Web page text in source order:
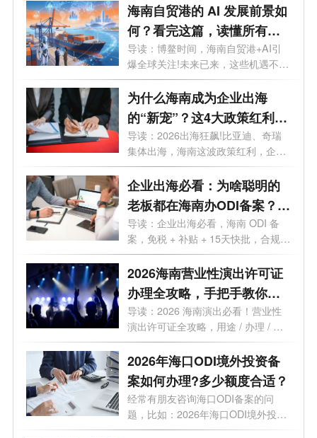
海南自贸港的 AI 发展前景如
何？看完这篇，读懂所有机
遇
导读：博鳌时间，海南自贸港+AI引
爆全球关注!未来已来，这些机遇不容
错过...
为什么海南成为企业出海
的“新宠”？这4大政策红利
90%老板不知道
导读：2026出海狂飙!比亚迪、奇瑞
集体出海，海南这波政策红利，企业
老板再...
企业出海必看：为啥聪明的
老板都在海南办ODI备案？这
5大红利太香
导读：企业出海必看，海南 ODI 备
案，免税 + 补贴 + 15天快批，合规出
海一步...
2026海南营业性演出许可证
办理全攻略，手把手教你避
开90%的坑！
导读：2026 海南演出必看！营业性
演出许可证全攻略，用途 / 办理 / 地
点 / 流...
2026年海口ODI境外投资备
案如何办理?多少额度合适？
经常有朋友咨询海口ODI备案的问
题，比如：2026年海口ODI境外投资
备案如何办...